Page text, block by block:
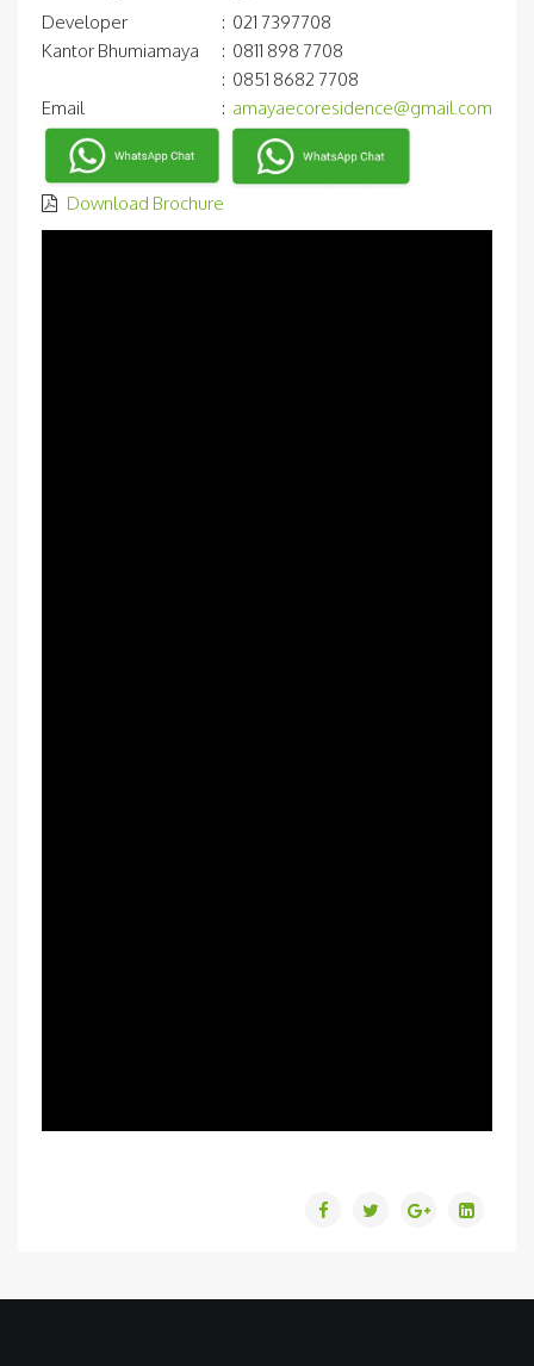
Developer : 021 7397708
Kantor Bhumiamaya
: 0811 898 7708
: 0851 8682 7708
Email
: amayaecoresidence@gmail.com
Download Brochure